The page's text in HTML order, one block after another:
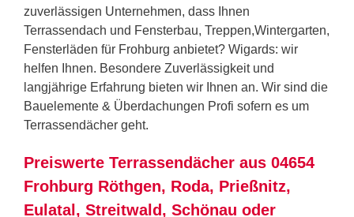
zuverlässigen Unternehmen, dass Ihnen
Terrassendach und Fensterbau, Treppen,Wintergarten,
Fensterläden für Frohburg anbietet? Wigards: wir
helfen Ihnen. Besondere Zuverlässigkeit und
langjährige Erfahrung bieten wir Ihnen an. Wir sind die
Bauelemente & Überdachungen Profi sofern es um
Terrassendächer geht.
Preiswerte Terrassendächer aus 04654
Frohburg Röthgen, Roda, Prießnitz,
Eulatal, Streitwald, Schönau oder